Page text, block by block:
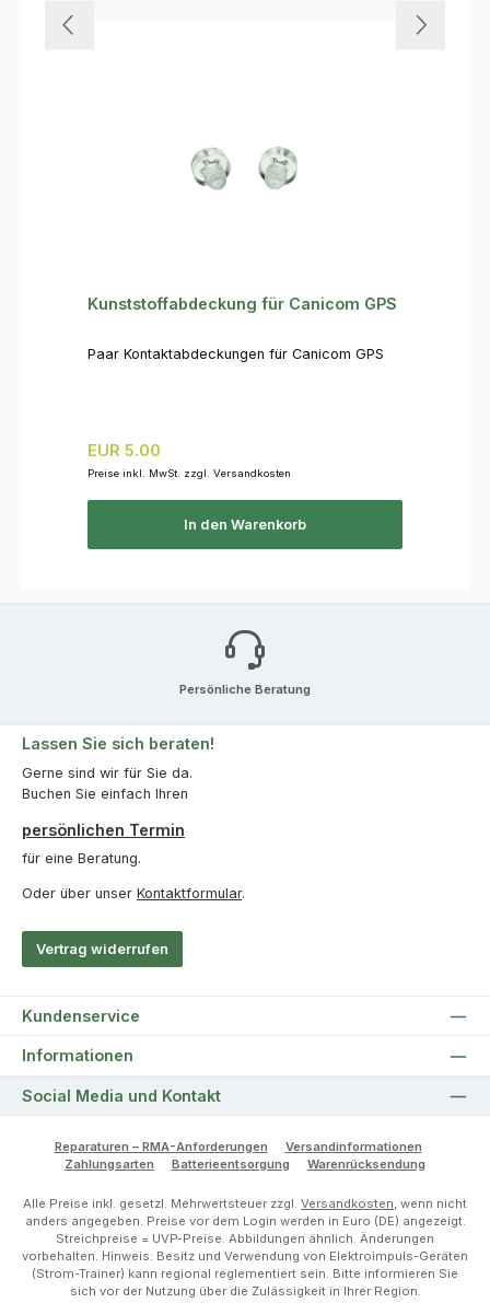
Kunststoffabdeckung für Canicom GPS
Paar Kontaktabdeckungen für Canicom GPS
Regulärer Preis:
EUR 5.00
Preise inkl. MwSt. zzgl. Versandkosten
In den Warenkorb
Persönliche Beratung
Lassen Sie sich beraten!
Gerne sind wir für Sie da.
Buchen Sie einfach Ihren
persönlichen Termin
für eine Beratung.
Oder über unser Kontaktformular.
Vertrag widerrufen
Kundenservice
Informationen
Social Media und Kontakt
Reparaturen – RMA-Anforderungen
Versandinformationen
Zahlungsarten
Batterieentsorgung Warenrücksendung
Alle Preise inkl. gesetzl. Mehrwertsteuer zzgl. Versandkosten, wenn nicht
anders angegeben. Preise vor dem Login werden in Euro (DE) angezeigt.
Streichpreise = UVP-Preise. Abbildungen ähnlich. Änderungen
vorbehalten. Hinweis: Besitz und Verwendung von Elektroimpuls-Geräten
(Strom-Trainer) kann regional reglementiert sein. Bitte informieren Sie
sich vor der Nutzung über die Zulässigkeit in Ihrer Region.